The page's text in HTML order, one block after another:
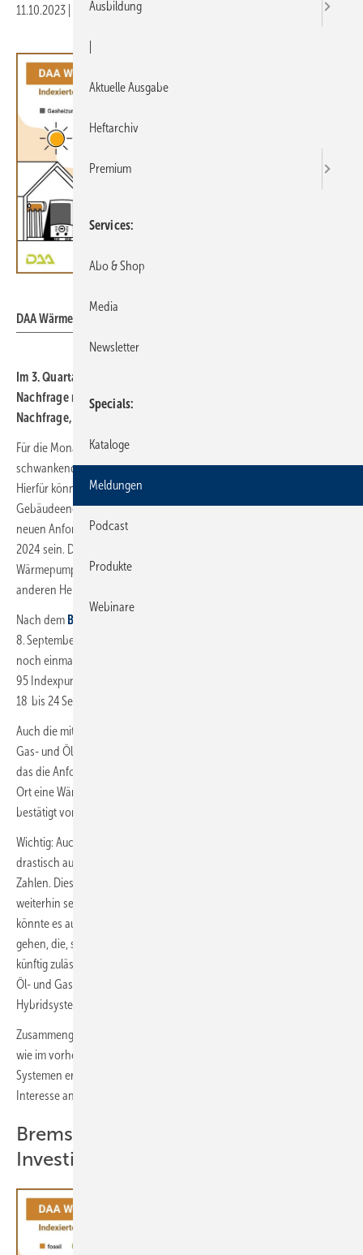
11.10.2023 Druckvorschau
DAA WärmeIndex Q3 2023 für einzelne Technologien.
Im 3. Quartal 2023 gab es bei DAA ein Auf und Ab bei der
Nachfrage nach Heizungen. Nach der GEG-Novelle nahm die
Nachfrage, vor allem bei Wärmepumpen, zu.
Für die Monate Juli bis September 2023 meldet DAA eine stark
schwankende Nachfrage nach verschiedenen Heizungssystemen.
Hierfür könnte die Verunsicherung rund um die Novellierung des
Gebäudeenergiegesetzes (GEG-Novelle, auch: „Heizungsgesetz“) mit
neuen Anforderungen beim Einbau einer neuen Heizungsanlage ab
2024 sein. Doch in einem Punkt herrschte Klarheit: Das Interesse an
Wärmepumpen lag den gesamten Zeitraum deutlich über dem an allen
anderen Heizungssystemen.
Nach dem Beschluss der GEG-Novelle
8. September 2023 ging die Nachfrage nach Wärmepumpen bei DAA
noch einmal deutlich nach oben. Sie erreichte den Höchststand mit
95 Indexpunkten des 3. Quartal 2023 in der Kalenderwoche 38 (vom
18 bis 24 September 2023).
Auch die mit fossilen Energieträgern betriebenen Heizungssysteme
Gas- und Öl-Heizung erfuhren nach dem Beschluss des GEG 2024,
das die Anforderungen an neue Heizungen solange aussetzt, bis vor
Ort eine Wärmeplanung nach bundesweit geltenden Kriterien amtlich
bestätigt vorliegt, einen kleinen Aufschwung.
Wichtig: Auch wenn der Anstieg der Nachfrage von KW 38 zu KW 39
drastisch aussieht, entspricht der Indexwert nicht den absoluten
Zahlen. Diese liegen trotz des im Graphen sichtbaren Sprungs
weiterhin sehr deutlich unter denen der Wärmepumpe. Weiterhin
könnte es auch um das Interesse an hybriden Heizungssystemen
gehen, die, sofern sie zu 65 % regenerativ betrieben werden, auch
künftig zulässig sein werden. Zur Erklärung: Wenn bei DAA Anfragen zu
Öl- und Gas-Heizungen gestellt werden, können diese auch
Hybridsysteme beinhalten.
Zusammengenommen war über das gesamte 3. Quartal 2023, ebenso
wie im vorhergehenden, eine deutliche Tendenz zu erneuerbaren
Systemen erkennbar. Bis auf eine kleine Annäherung in KW 34 lag das
Interesse an regenerativen Systemen stets vorne.
Bremsen Zinsen und BEG die
Investitionsbereitschaft?
Ausbildung
Aktuelle Ausgabe
Heftarchiv
Premium
Services
Abo & Shop
Media
Newsletter
Specials
Kataloge
Meldungen
Podcast
Produkte
Webinare